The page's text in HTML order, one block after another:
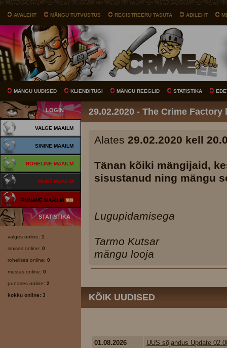
AVALEHT MÄNGU TUTVUSTUS REGISTREERU TASUTA ABILEHT
MÄNGU UUDISED KLIENDITUGI MÄNGU REEGLID STATISTIKA
LOGIN
VALGE MAAILM
SININE MAAILM
ROHELINE MAAILM
MUST MAAILM
PUNANE MAAILM
STATISTIKA
valges online: 1
sinises online: 0
rohelises online: 0
mustas online: 0
punases online: 2
kokku online: 3
29.02.2020 - The Crime
Alates 29.02.2020 kell
Tänan kõiki mängijaid,
sisustanud ning mängu
Lugupidamisega
Tarmo Kutsar
mängu looja
KÕIK UUDISED
01.08.2026
UUS sõjandus Update